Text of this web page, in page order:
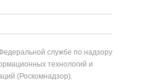
службе по надзору
технологий и
(Роскомнадзор).